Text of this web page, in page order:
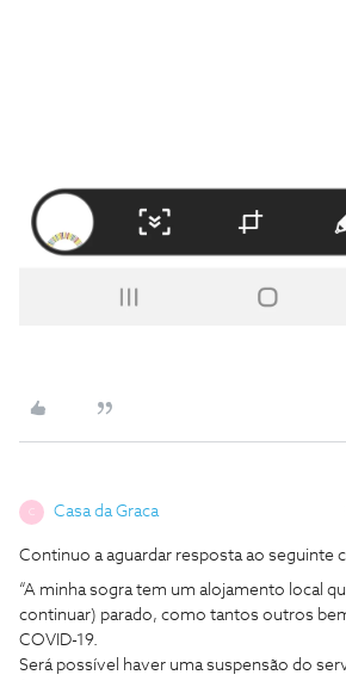
C Casa da Graca
Continuo a aguardar resposta ao seguinte
“A minha sogra tem um alojamento local
continuar) parado, como tantos outros
COVID-19.
Será possível haver uma suspensão do